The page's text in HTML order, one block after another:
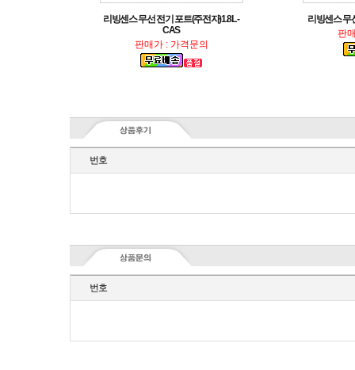
CAS
판매가 : 가격문의
리빙센스 무
판
번호
번호